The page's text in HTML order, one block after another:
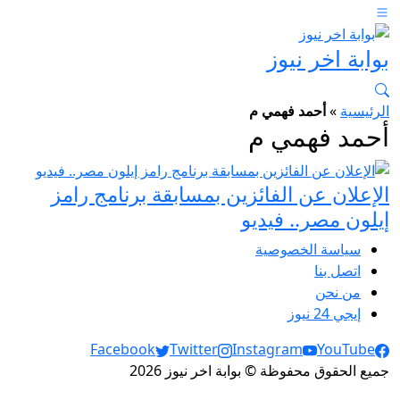
بوابة اخر نيوز
الرئيسية »أحمد فهمي م
أحمد فهمي م
الإعلان عن الفائزين بمسابقة برنامج رامز
إيلون مصر.. فيديو
سياسة الخصوصية
اتصل بنا
من نحن
إيجي 24 نيوز
Social Links
Facebook Twitter Instagram
YouTube
جميع الحقوق محفوظة © بوابة اخر نيوز 2026